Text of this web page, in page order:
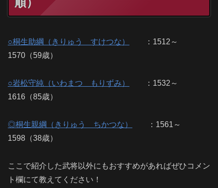
○桐生助綱（きりゅう すけつな）
：1512～
1570（59歳）
○岩松守純（いわまつ もりずみ）
：1532～
1616（85歳）
◎桐生親綱（きりゅう ちかつな）
：1561～
1598（38歳）
ここで紹介した武将以外にもおすすめがあればぜひコメン
ト欄にて教えてください！